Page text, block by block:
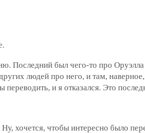
Последний был чего-то про
людей про него, и там,
переводить, и я отказался. Это
хочется, чтобы интересно было